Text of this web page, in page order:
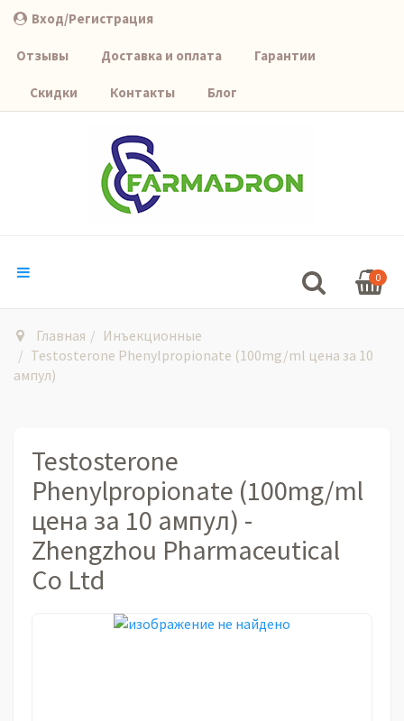
Вход/Регистрация
Отзывы Доставка и оплата Гарантии
Скидки Контакты Блог
0
Главная
Инъекционные
Testosterone Phenylpropionate (100mg/ml цена за 10
ампул)
Testosterone
Phenylpropionate (100mg/ml
цена за 10 ампул) -
Zhengzhou Pharmaceutical
Co Ltd